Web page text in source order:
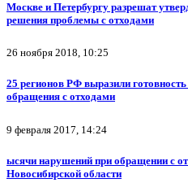
Москве и Петербургу разрешат
решения проблемы с отходами
26 ноября 2018, 10:25
25 регионов РФ выразили
обращения с отходами
9 февраля 2017, 14:24
ысячи нарушений при обращении с
Новосибирской области